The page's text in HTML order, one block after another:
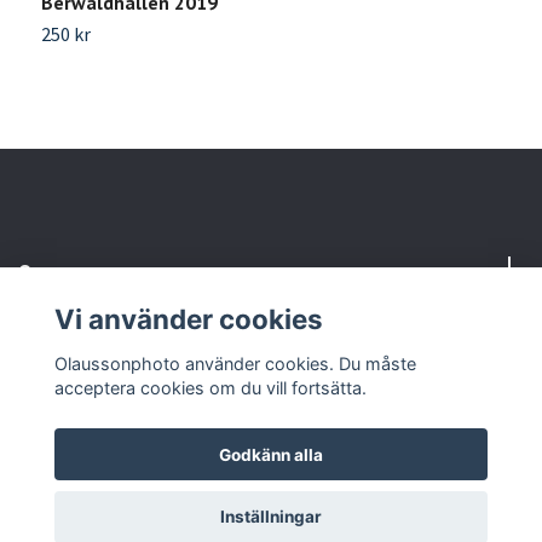
250 kr
Om oss
© 2026 OlaussonphotoPowered by Quickbutik
Vi använder cookies
Olaussonphoto använder cookies. Du måste
acceptera cookies om du vill fortsätta.
Godkänn alla
Inställningar